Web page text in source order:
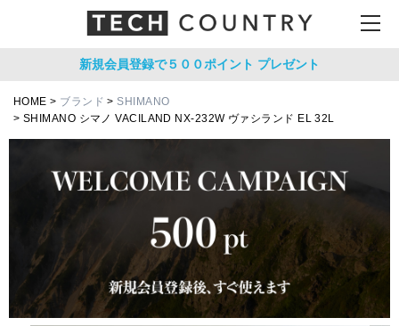
新規会員登録で５００ポイント プレゼント
HOME ブランド
SHIMANO
SHIMANO シマノ VACILAND NX-232W ヴァシランド EL 32L